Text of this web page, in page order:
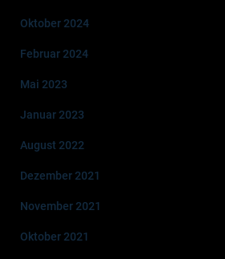
Oktober 2024
Februar 2024
Mai 2023
Januar 2023
August 2022
Dezember 2021
November 2021
Oktober 2021